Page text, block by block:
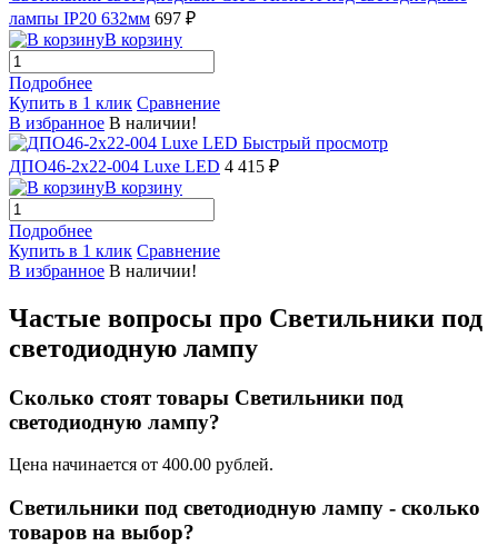
лампы IP20 632мм 697 ₽
В корзину
Подробнее
Купить в 1 клик Сравнение
В избранное В наличии!
Быстрый просмотр
ДПО46-2х22-004 Luxe LED 4 415 ₽
В корзину
Подробнее
Купить в 1 клик Сравнение
В избранное В наличии!
Частые вопросы про Светильники под
светодиодную лампу
Сколько стоят товары Светильники под
светодиодную лампу?
Цена начинается от 400.00 рублей.
Светильники под светодиодную лампу - сколько
товаров на выбор?